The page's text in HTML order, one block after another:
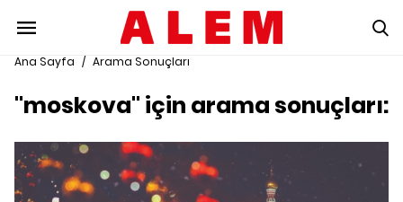
Ana Sayfa / Arama Sonuçları
"moskova" için arama sonuçları: